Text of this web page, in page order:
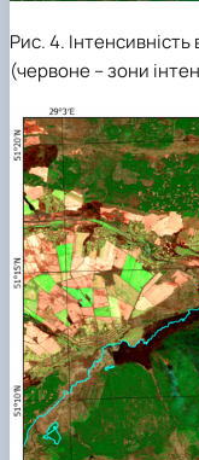
Рис. 4.
(червоне – зони